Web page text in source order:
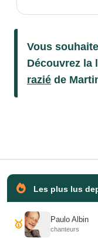
Vous
Découvrez la
razié de
Les plus lus
🥇 Paulo Albin
chanteurs